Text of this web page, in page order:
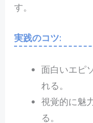
す。
実践のコツ:
面白いエピ
れる。
視覚的に魅
る。